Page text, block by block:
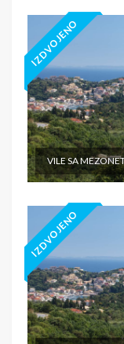
IZDVOJENO
VILE SA
IZDVOJENO